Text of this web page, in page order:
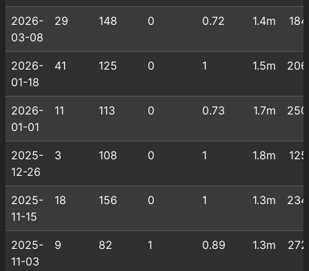
2026-
03-08
29 148 0 0.72 1.4m
2026-
01-18
41 125 0 1 1.5m
2026-
01-01
11 113 0 0.73 1.7m
2025-
12-26
3 108 0 1 1.8m
2025-
11-15
18 156 0 1 1.3m
2025-
11-03
9 82 1 0.89 1.3m